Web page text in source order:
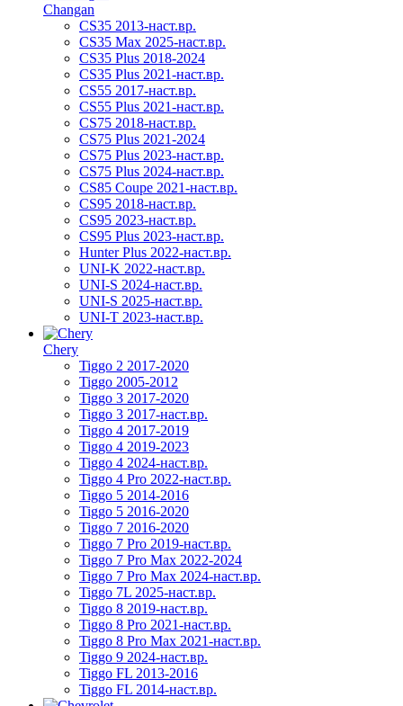
Changan
CS35 2013-наст.вр.
CS35 Max 2025-наст.вр.
CS35 Plus 2018-2024
CS35 Plus 2021-наст.вр.
CS55 2017-наст.вр.
CS55 Plus 2021-наст.вр.
CS75 2018-наст.вр.
CS75 Plus 2021-2024
CS75 Plus 2023-наст.вр.
CS75 Plus 2024-наст.вр.
CS85 Coupe 2021-наст.вр.
CS95 2018-наст.вр.
CS95 2023-наст.вр.
CS95 Plus 2023-наст.вр.
Hunter Plus 2022-наст.вр.
UNI-K 2022-наст.вр.
UNI-S 2024-наст.вр.
UNI-S 2025-наст.вр.
UNI-T 2023-наст.вр.
Chery
Tiggo 2 2017-2020
Tiggo 2005-2012
Tiggo 3 2017-2020
Tiggo 3 2017-наст.вр.
Tiggo 4 2017-2019
Tiggo 4 2019-2023
Tiggo 4 2024-наст.вр.
Tiggo 4 Pro 2022-наст.вр.
Tiggo 5 2014-2016
Tiggo 5 2016-2020
Tiggo 7 2016-2020
Tiggo 7 Pro 2019-наст.вр.
Tiggo 7 Pro Max 2022-2024
Tiggo 7 Pro Max 2024-наст.вр.
Tiggo 7L 2025-наст.вр.
Tiggo 8 2019-наст.вр.
Tiggo 8 Pro 2021-наст.вр.
Tiggo 8 Pro Max 2021-наст.вр.
Tiggo 9 2024-наст.вр.
Tiggo FL 2013-2016
Tiggo FL 2014-наст.вр.